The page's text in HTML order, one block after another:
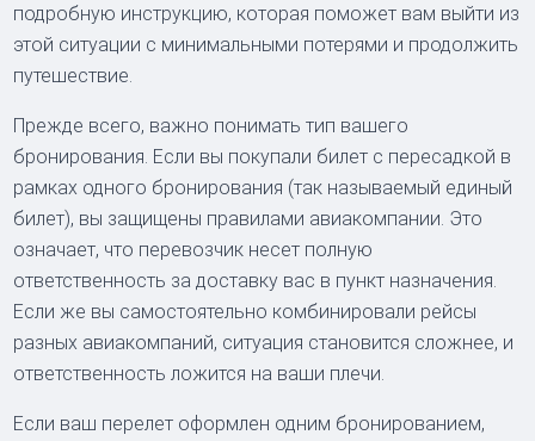
подробную инструкцию, которая поможет вам выйти из
этой ситуации с минимальными потерями и продолжить
путешествие.
Прежде всего, важно понимать тип вашего
бронирования. Если вы покупали билет с пересадкой в
рамках одного бронирования (так называемый единый
билет), вы защищены правилами авиакомпании. Это
означает, что перевозчик несет полную
ответственность за доставку вас в пункт назначения.
Если же вы самостоятельно комбинировали рейсы
разных авиакомпаний, ситуация становится сложнее, и
ответственность ложится на ваши плечи.
Если ваш перелет оформлен одним бронированием,